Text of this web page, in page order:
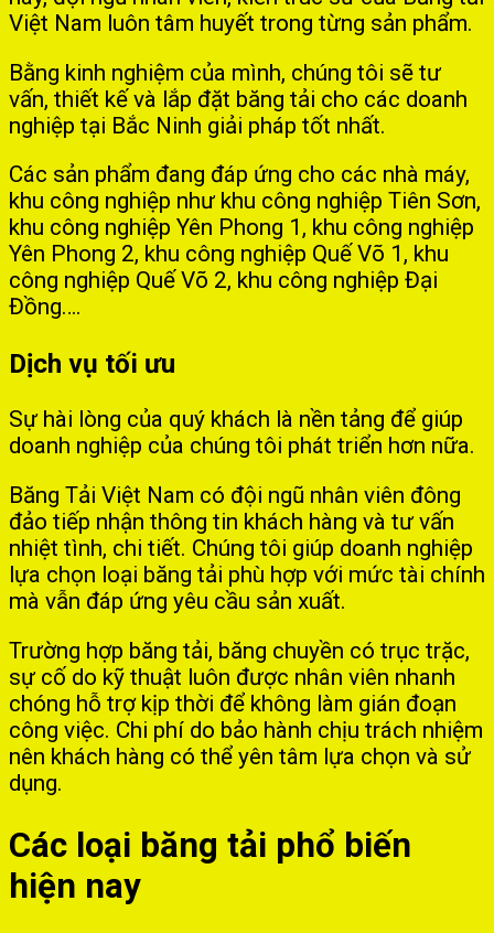
Việt Nam luôn tâm huyết trong từng sản phẩm.
Bằng kinh nghiệm của mình, chúng tôi sẽ tư
vấn, thiết kế và lắp đặt băng tải cho các doanh
nghiệp tại Bắc Ninh giải pháp tốt nhất.
Các sản phẩm đang đáp ứng cho các nhà máy,
khu công nghiệp như khu công nghiệp Tiên Sơn,
khu công nghiệp Yên Phong 1, khu công nghiệp
Yên Phong 2, khu công nghiệp Quế Võ 1, khu
công nghiệp Quế Võ 2, khu công nghiệp Đại
Đồng….
Dịch vụ tối ưu
Sự hài lòng của quý khách là nền tảng để giúp
doanh nghiệp của chúng tôi phát triển hơn nữa.
Băng Tải Việt Nam có đội ngũ nhân viên đông
đảo tiếp nhận thông tin khách hàng và tư vấn
nhiệt tình, chi tiết. Chúng tôi giúp doanh nghiệp
lựa chọn loại băng tải phù hợp với mức tài chính
mà vẫn đáp ứng yêu cầu sản xuất.
Trường hợp băng tải, băng chuyền có trục trặc,
sự cố do kỹ thuật luôn được nhân viên nhanh
chóng hỗ trợ kịp thời để không làm gián đoạn
công việc. Chi phí do bảo hành chịu trách nhiệm
nên khách hàng có thể yên tâm lựa chọn và sử
dụng.
Các loại băng tải phổ biến
hiện nay